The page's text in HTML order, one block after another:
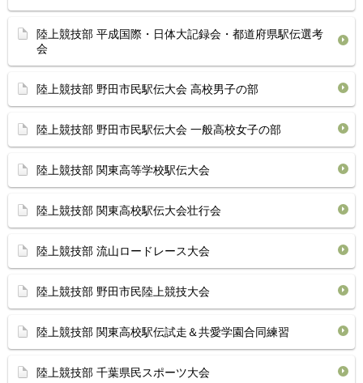
陸上競技部 平成国際・日体大記録会・都道府県駅伝選考
会
陸上競技部 野田市民駅伝大会 高校男子の部
陸上競技部 野田市民駅伝大会 一般高校女子の部
陸上競技部 関東高等学校駅伝大会
陸上競技部 関東高校駅伝大会壮行会
陸上競技部 流山ロードレース大会
陸上競技部 野田市民陸上競技大会
陸上競技部 関東高校駅伝試走＆共愛学園合同練習
陸上競技部 千葉県民スポーツ大会